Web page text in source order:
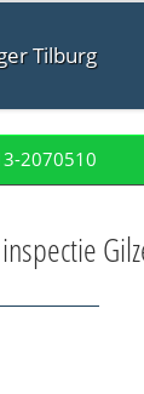
Tilburg
2070510